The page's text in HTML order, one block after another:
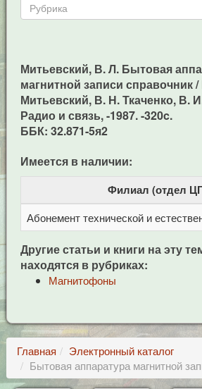
Митьевский, В. Л. Бытовая
магнитной записи справочник
Митьевский, В. Н. Ткаченко, В.
Радио и связь, -1987. -320c.
ББК: 32.871-5я2
Имеется в наличии:
Филиал (отдел
Абонемент технической и
Другие статьи и книги на эту
находятся в рубриках:
Магнитофоны
Главная
Электронный каталог
Бытовая аппаратура магнитной